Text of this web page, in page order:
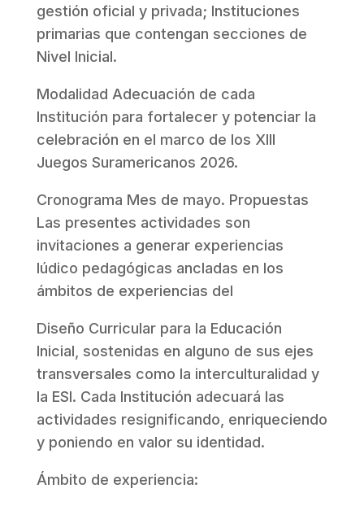
gestión oficial y privada; Instituciones
primarias que contengan secciones de
Nivel Inicial.
Modalidad Adecuación de cada
Institución para fortalecer y potenciar la
celebración en el marco de los XIII
Juegos Suramericanos 2026.
Cronograma Mes de mayo. Propuestas
Las presentes actividades son
invitaciones a generar experiencias
lúdico pedagógicas ancladas en los
ámbitos de experiencias del
Diseño Curricular para la Educación
Inicial, sostenidas en alguno de sus ejes
transversales como la interculturalidad y
la ESI. Cada Institución adecuará las
actividades resignificando, enriqueciendo
y poniendo en valor su identidad.
Ámbito de experiencia: